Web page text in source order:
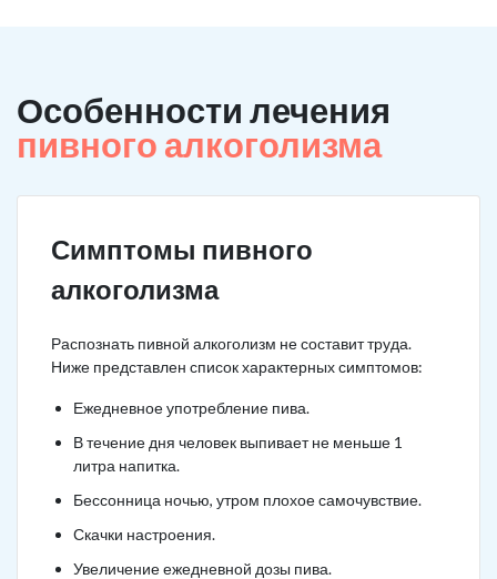
Особенности лечения
пивного алкоголизма
Симптомы пивного
алкоголизма
Распознать пивной алкоголизм не составит труда.
Ниже представлен список характерных симптомов:
Ежедневное употребление пива.
В течение дня человек выпивает не меньше 1
литра напитка.
Бессонница ночью, утром плохое самочувствие.
Скачки настроения.
Увеличение ежедневной дозы пива.